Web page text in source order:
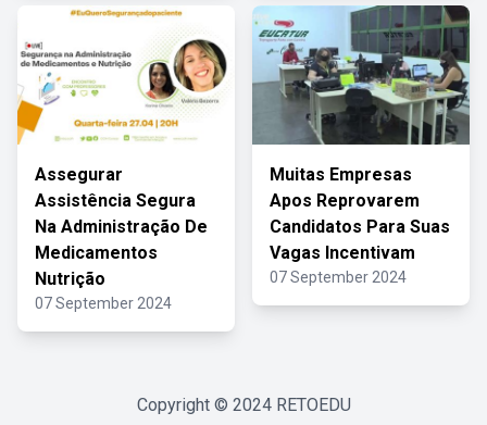
Assegurar
Assistência Segura
Na Administração De
Medicamentos
Nutrição
07 September 2024
Muitas Empresas
Apos Reprovarem
Candidatos Para Suas
Vagas Incentivam
07 September 2024
Copyright © 2024 RETOEDU